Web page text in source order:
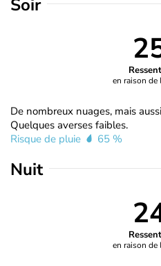
Soir
en raison
De nombreux nuages, mais
Quelques averses faibles.
Risque de pluie
65 %
Nuit
en raison